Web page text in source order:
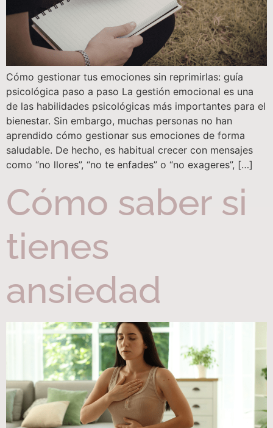
Cómo gestionar tus emociones sin reprimirlas: guía
psicológica paso a paso La gestión emocional es una
de las habilidades psicológicas más importantes para el
bienestar. Sin embargo, muchas personas no han
aprendido cómo gestionar sus emociones de forma
saludable. De hecho, es habitual crecer con mensajes
como “no llores”, “no te enfades” o “no exageres”, […]
Cómo saber si
tienes
ansiedad